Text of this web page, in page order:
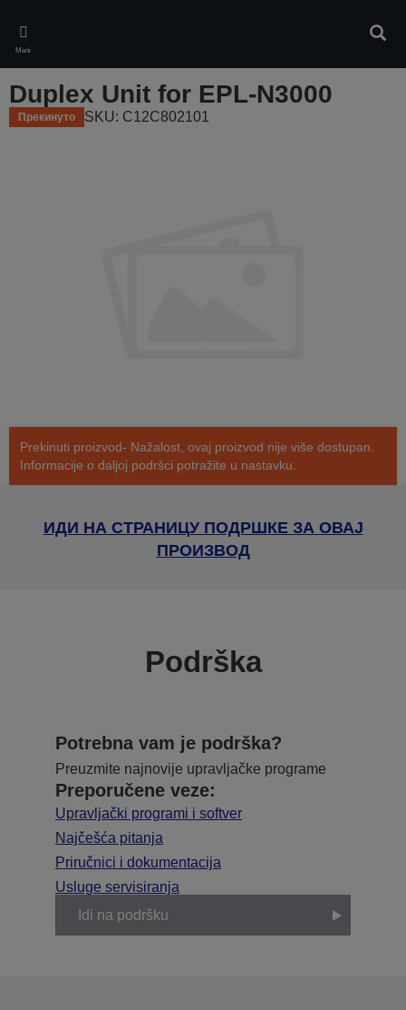
main
content
Meni
Duplex Unit for EPL-N3000
Прекинуто SKU: C12C802101
Prekinuti proizvod- Nažalost, ovaj proizvod nije više dostupan.
Informacije o daljoj podršci potražite u nastavku.
ИДИ НА СТРАНИЦУ ПОДРШКЕ ЗА ОВАЈ
ПРОИЗВОД
Podrška
Potrebna vam je podrška?
Preuzmite najnovije upravljačke programe
Preporučene veze:
Upravljački programi i softver
Najčešća pitanja
Priručnici i dokumentacija
Usluge servisiranja
Idi na podršku